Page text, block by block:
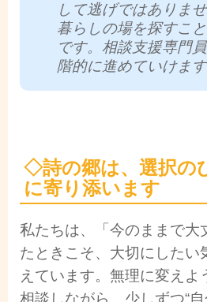
して逃げではありま
暮らしの場を探すこ
です。相談支援専門
階的に進めていけます
◇詩の郷は、選択の
に寄り添います
私たちは、「今のままで大
たときこそ、大切にしたい
えています。無理に変えよ